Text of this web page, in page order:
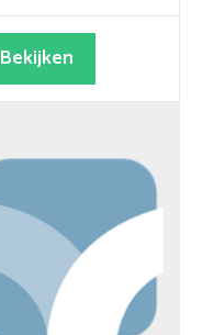
Bekijken